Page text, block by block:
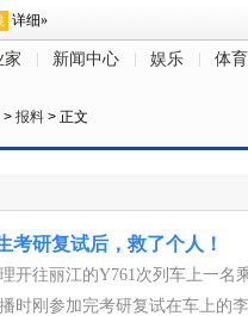
家 新闻中心 娱乐 体育
> 报料 > 正文
考研复试后，救了个人！
开往丽江的Y761次列车上一名
时刚参加完考研复试在车上的